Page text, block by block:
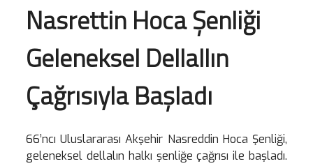
Nasrettin Hoca Şenliği
Geleneksel Dellallın
Çağrısıyla Başladı
66’ncı Uluslararası Akşehir Nasreddin Hoca Şenliği,
geleneksel dellalın halkı şenliğe çağrısı ile başladı.